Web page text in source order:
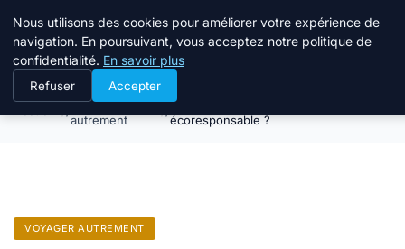
Tourisme Landes
Voyager
autrement
Comment voyager de manière
écoresponsable ?
VOYAGER AUTREMENT
Nous utilisons des cookies pour améliorer votre expérience de
navigation. En poursuivant, vous acceptez notre politique de
confidentialité. En savoir plus
Refuser Accepter